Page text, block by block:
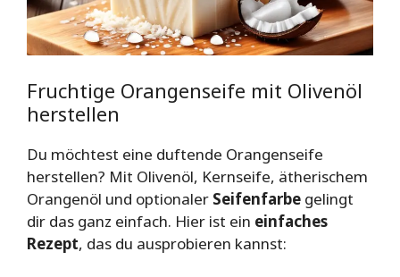
Fruchtige Orangenseife mit Olivenöl
herstellen
Du möchtest eine duftende Orangenseife
herstellen? Mit Olivenöl, Kernseife, ätherischem
Orangenöl und optionaler Seifenfarbe gelingt
dir das ganz einfach. Hier ist ein einfaches
Rezept, das du ausprobieren kannst: